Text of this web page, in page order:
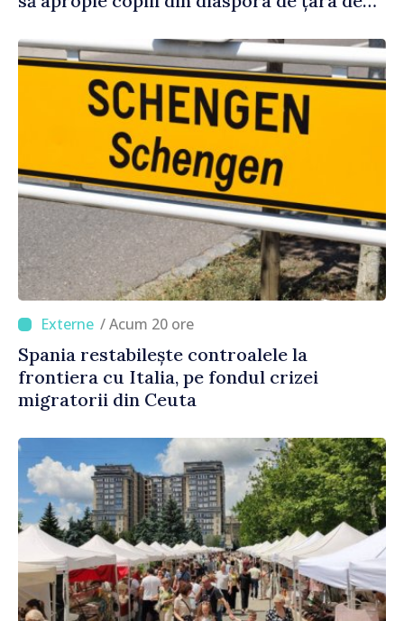
/ Acum 20 ore
Spania restabilește controalele la
frontiera cu Italia, pe fondul crizei
migratorii din Ceuta